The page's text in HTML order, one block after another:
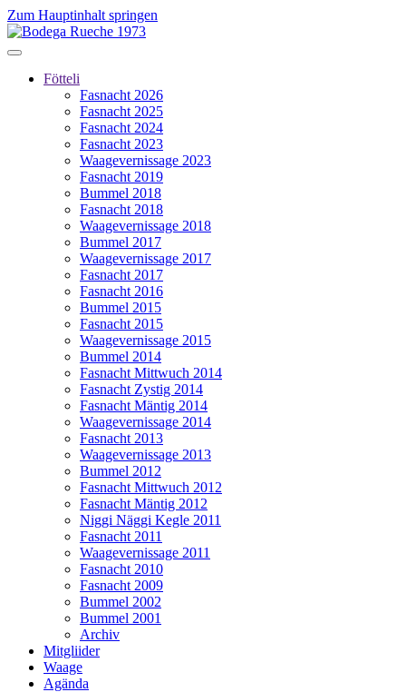
Zum Hauptinhalt springen
Fötteli
Fasnacht 2026
Fasnacht 2025
Fasnacht 2024
Fasnacht 2023
Waagevernissage 2023
Fasnacht 2019
Bummel 2018
Fasnacht 2018
Waagevernissage 2018
Bummel 2017
Waagevernissage 2017
Fasnacht 2017
Fasnacht 2016
Bummel 2015
Fasnacht 2015
Waagevernissage 2015
Bummel 2014
Fasnacht Mittwuch 2014
Fasnacht Zystig 2014
Fasnacht Mäntig 2014
Waagevernissage 2014
Fasnacht 2013
Waagevernissage 2013
Bummel 2012
Fasnacht Mittwuch 2012
Fasnacht Mäntig 2012
Niggi Näggi Kegle 2011
Fasnacht 2011
Waagevernissage 2011
Fasnacht 2010
Fasnacht 2009
Bummel 2002
Bummel 2001
Archiv
Mitgliider
Waage
Agända